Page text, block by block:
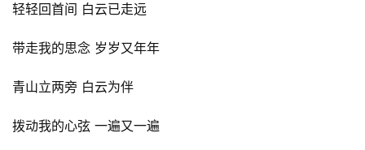
轻轻回首间 白云已走远
带走我的思念 岁岁又年年
青山立两旁 白云为伴
拨动我的心弦 一遍又一遍